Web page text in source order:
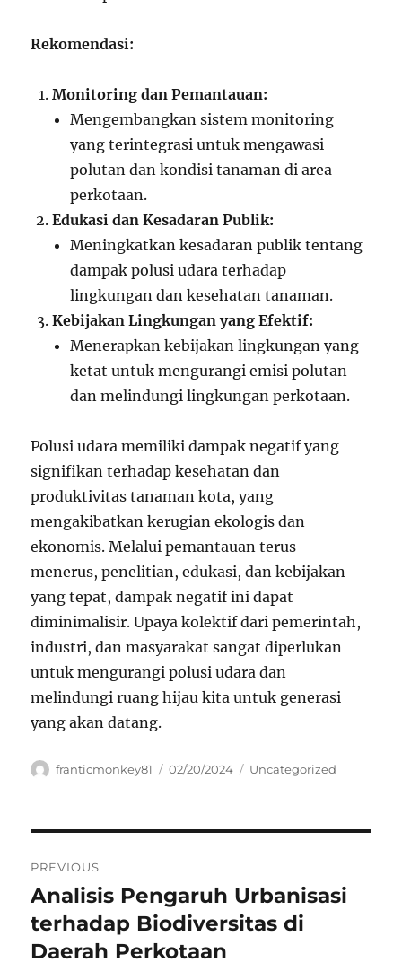
Rekomendasi:
Monitoring dan Pemantauan:
Mengembangkan sistem monitoring
yang terintegrasi untuk mengawasi
polutan dan kondisi tanaman di area
perkotaan.
Edukasi dan Kesadaran Publik:
Meningkatkan kesadaran publik tentang
dampak polusi udara terhadap
lingkungan dan kesehatan tanaman.
Kebijakan Lingkungan yang Efektif:
Menerapkan kebijakan lingkungan yang
ketat untuk mengurangi emisi polutan
dan melindungi lingkungan perkotaan.
Polusi udara memiliki dampak negatif yang
signifikan terhadap kesehatan dan
produktivitas tanaman kota, yang
mengakibatkan kerugian ekologis dan
ekonomis. Melalui pemantauan terus-
menerus, penelitian, edukasi, dan kebijakan
yang tepat, dampak negatif ini dapat
diminimalisir. Upaya kolektif dari pemerintah,
industri, dan masyarakat sangat diperlukan
untuk mengurangi polusi udara dan
melindungi ruang hijau kita untuk generasi
yang akan datang.
Author
franticmonkey81
Posted
02/20/2024 Categories
Uncategorized
pos
PREVIOUS
Previous
post:
Analisis Pengaruh Urbanisasi
terhadap Biodiversitas di
Daerah Perkotaan